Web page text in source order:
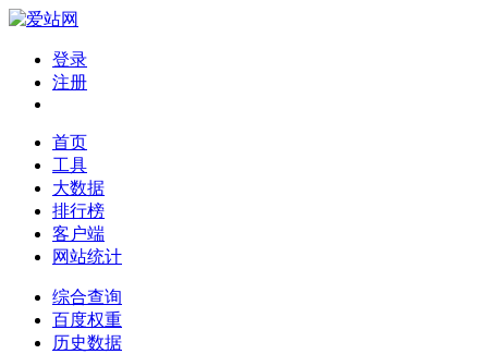
登录
注册
首页
工具
大数据
排行榜
客户端
网站统计
综合查询
百度权重
历史数据